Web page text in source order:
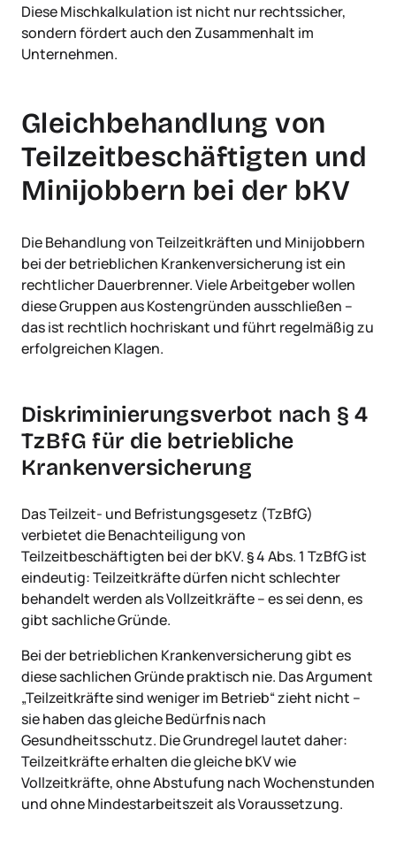
Diese Mischkalkulation ist nicht nur rechtssicher,
sondern fördert auch den Zusammenhalt im
Unternehmen.
Gleichbehandlung von
Teilzeitbeschäftigten und
Minijobbern bei der bKV
Die Behandlung von Teilzeitkräften und Minijobbern
bei der betrieblichen Krankenversicherung ist ein
rechtlicher Dauerbrenner. Viele Arbeitgeber wollen
diese Gruppen aus Kostengründen ausschließen –
das ist rechtlich hochriskant und führt regelmäßig zu
erfolgreichen Klagen.
Diskriminierungsverbot nach § 4
TzBfG für die betriebliche
Krankenversicherung
Das Teilzeit- und Befristungsgesetz (TzBfG)
verbietet die Benachteiligung von
Teilzeitbeschäftigten bei der bKV. § 4 Abs. 1 TzBfG ist
eindeutig: Teilzeitkräfte dürfen nicht schlechter
behandelt werden als Vollzeitkräfte – es sei denn, es
gibt sachliche Gründe.
Bei der betrieblichen Krankenversicherung gibt es
diese sachlichen Gründe praktisch nie. Das Argument
„Teilzeitkräfte sind weniger im Betrieb“ zieht nicht –
sie haben das gleiche Bedürfnis nach
Gesundheitsschutz. Die Grundregel lautet daher:
Teilzeitkräfte erhalten die gleiche bKV wie
Vollzeitkräfte, ohne Abstufung nach Wochenstunden
und ohne Mindestarbeitszeit als Voraussetzung.